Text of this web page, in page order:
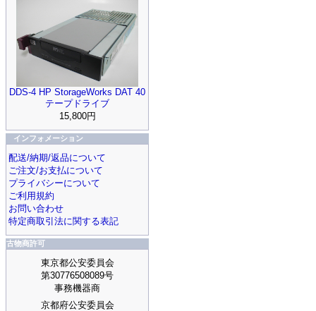
DDS-4 HP StorageWorks DAT 40
テープドライブ
15,800円
インフォメーション
配送/納期/返品について
ご注文/お支払について
プライバシーについて
ご利用規約
お問い合わせ
特定商取引法に関する表記
古物商許可
東京都公安委員会
第30776508089号
事務機器商
京都府公安委員会